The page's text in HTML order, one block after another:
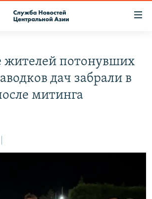
жителей потонувших
дач забрали в
митинга